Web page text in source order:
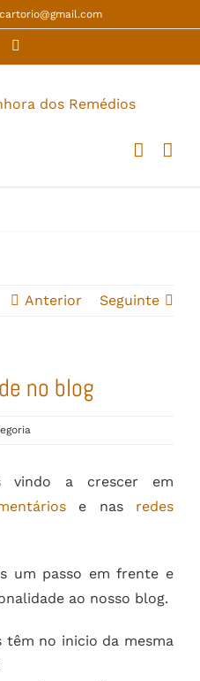
Anterior Seguinte
no blog
vindo a crescer em
e nas redes
um passo em frente e
ao nosso blog.
têm no inicio da mesma